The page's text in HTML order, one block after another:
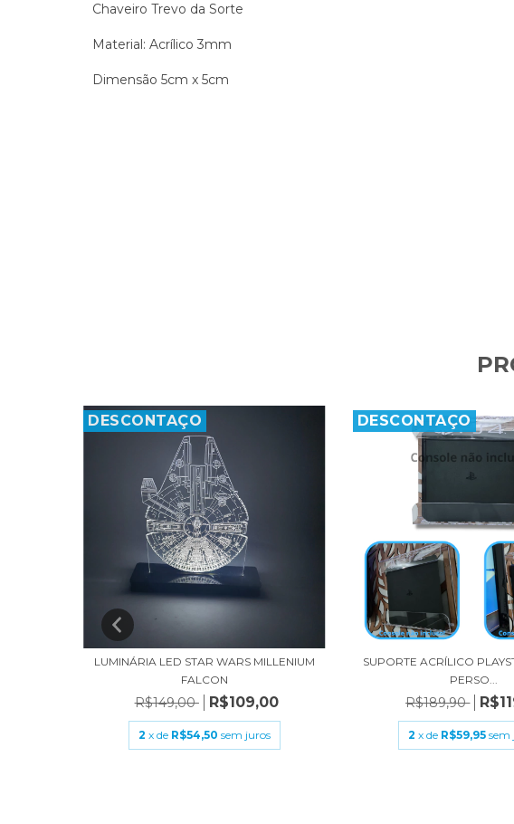
Chaveiro Trevo da Sorte
Material: Acrílico 3mm
Dimensão 5cm x 5cm
DESCONTAÇO
LUMINÁRIA LED STAR WARS MILLENIUM
FALCON
R$149,00 R$109,00
2 x de R$54,50 sem juros
DESCONTAÇO
SUPORTE ACRÍLICO
PERSO...
R$189,90
2 x de R$59,95 sem